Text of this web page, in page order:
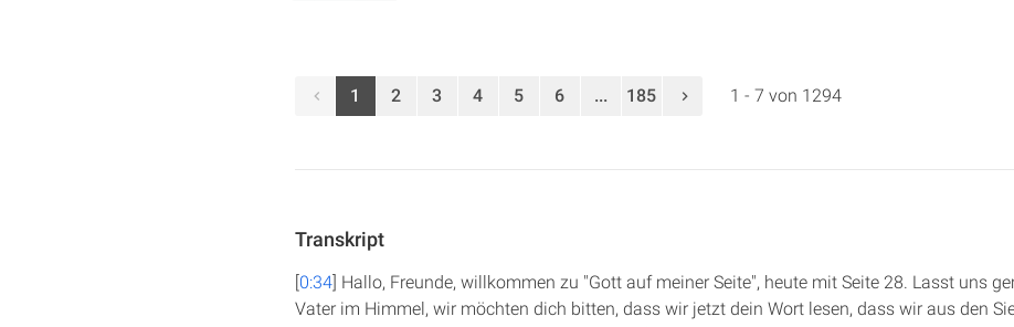
1 2 3 4 5 6 ... 185 1 - 7 von 1294
Transkript
[0:34] Hallo, Freunde, willkommen zu "Gott auf meiner Seite", heute mit Seite 28. Lasst uns
Vater im Himmel, wir möchten dich bitten, dass wir jetzt dein Wort lesen, dass wir aus den